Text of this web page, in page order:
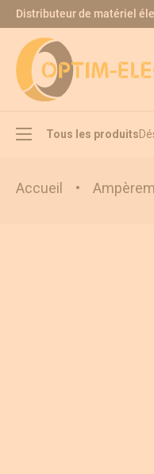
Allez au contenu
Distributeur de matériel
Tous les produits
Equipement
Accueil •